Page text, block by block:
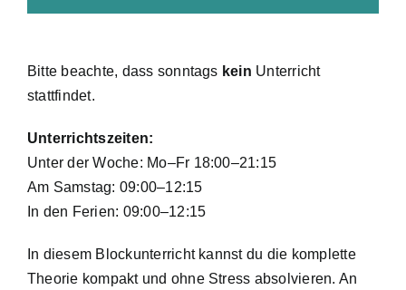
Bitte beachte, dass sonntags kein Unterricht
stattfindet.
Unterrichtszeiten:
Unter der Woche: Mo–Fr 18:00–21:15
Am Samstag: 09:00–12:15
In den Ferien: 09:00–12:15
In diesem Blockunterricht kannst du die komplette
Theorie kompakt und ohne Stress absolvieren. An